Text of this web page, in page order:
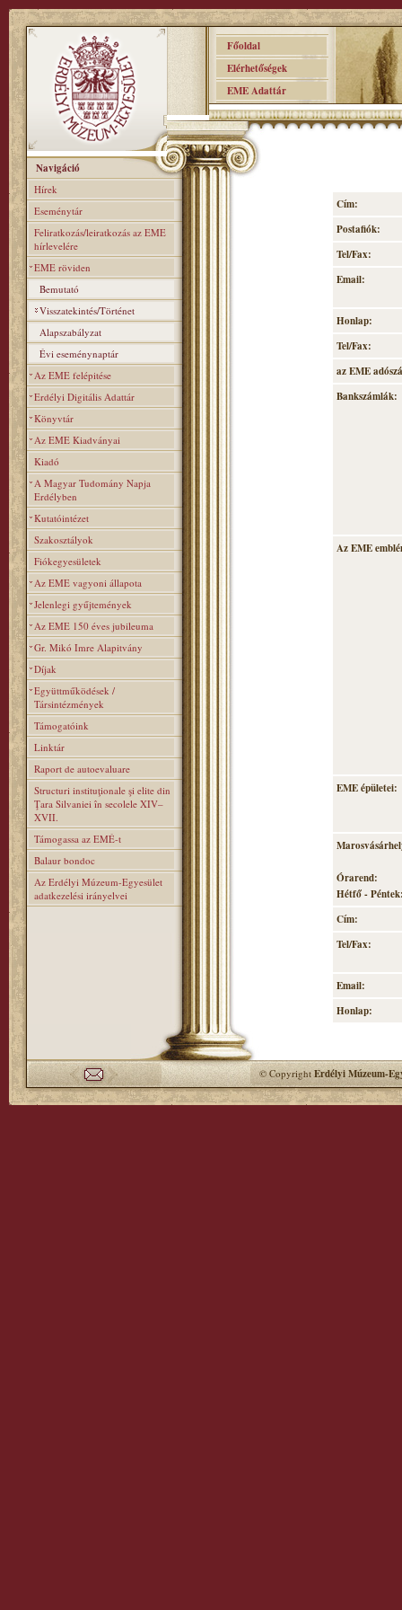
Főoldal
Elérhetőségek
EME Adattár
Navigáció
Hírek
Eseménytár
Feliratkozás/leiratkozás az EME
hírlevelére
EME röviden
Bemutató
Visszatekintés/Történet
Alapszabályzat
Évi eseménynaptár
Az EME felépitése
Erdélyi Digitális Adattár
Könyvtár
Az EME Kiadványai
Kiadó
A Magyar Tudomány Napja
Erdélyben
Kutatóintézet
Szakosztályok
Fiókegyesületek
Az EME vagyoni állapota
Jelenlegi gyűjtemények
Az EME 150 éves jubileuma
Gr. Mikó Imre Alapitvány
Díjak
Együttműködések /
Társintézmények
Támogatóink
Linktár
Raport de autoevaluare
Structuri instituţionale şi elite din
Ţara Silvaniei în secolele XIV–
XVII.
Támogassa az EMÉ-t
Balaur bondoc
Az Erdélyi Múzeum-Egyesület
adatkezelési irányelvei
Cím:
Postafiók:
Tel/Fax:
Email:
Honlap:
Tel/Fax:
az EME
Bankszámlák:
Az EME
EME épületei:
Órarend:
Hétfő -
Cím:
Tel/Fax:
Email:
Honlap:
© CopyrightErdélyi Múzeum-